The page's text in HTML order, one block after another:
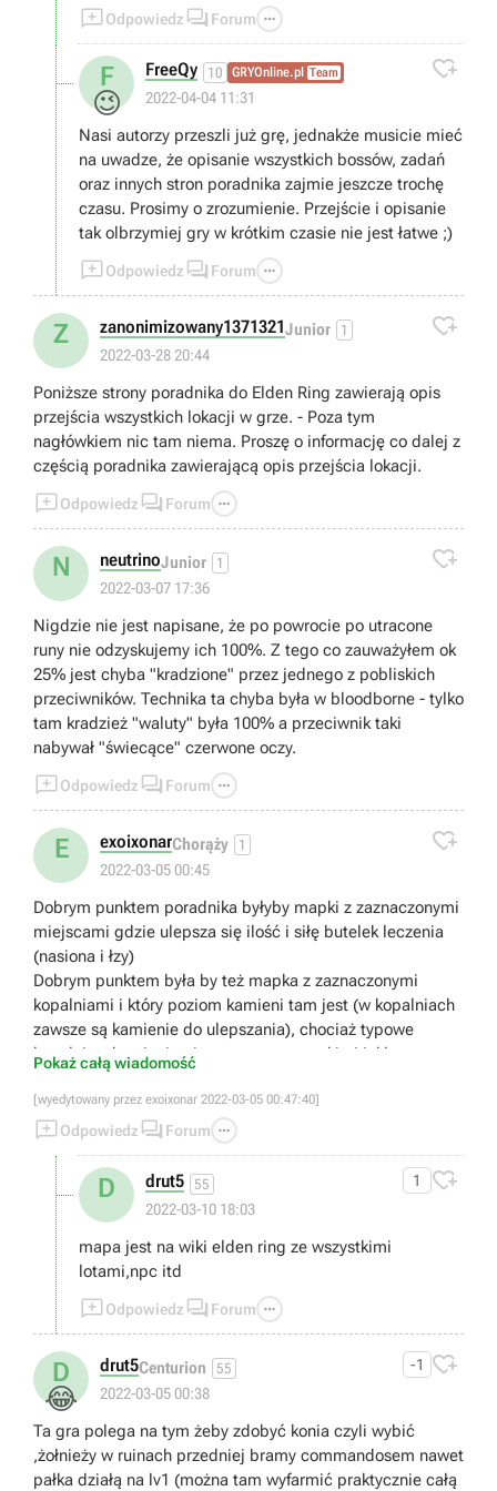
tego doczekam.
Odpowiedz  Forum 
F
😉
FreeQy 10 GRYOnline.pl Team
2022-04-04 11:31

Nasi autorzy przeszli już grę, jednakże musicie mieć
na uwadze, że opisanie wszystkich bossów, zadań
oraz innych stron poradnika zajmie jeszcze trochę
czasu. Prosimy o zrozumienie. Przejście i opisanie
tak olbrzymiej gry w krótkim czasie nie jest łatwe ;)
Odpowiedz  Forum 
Z zanonimizowany1371321Junior 1
2022-03-28 20:44

Poniższe strony poradnika do Elden Ring zawierają opis
przejścia wszystkich lokacji w grze. - Poza tym
nagłówkiem nic tam niema. Proszę o informację co dalej z
częścią poradnika zawierającą opis przejścia lokacji.
Odpowiedz  Forum 
N neutrinoJunior 1
2022-03-07 17:36

Nigdzie nie jest napisane, że po powrocie po utracone
runy nie odzyskujemy ich 100%. Z tego co zauważyłem ok
25% jest chyba "kradzione" przez jednego z pobliskich
przeciwników. Technika ta chyba była w bloodborne - tylko
tam kradzież "waluty" była 100% a przeciwnik taki
nabywał "świecące" czerwone oczy.
Odpowiedz  Forum 
E exoixonarChorąży 1
2022-03-05 00:45

Dobrym punktem poradnika byłyby mapki z zaznaczonymi
miejscami gdzie ulepsza się ilość i siłę butelek leczenia
(nasiona i łzy)
Dobrym punktem była by też mapka z zaznaczonymi
kopalniami i który poziom kamieni tam jest (w kopalniach
zawsze są kamienie do ulepszania), chociaż typowe
kopalnie z kamieniami są zaznaczone takimi jakby
czerwonymi punktami na mapie.
Te 2 rzeczy ostro pomogą komuś kto zaczyna
Można też wspomnieć, że jednym z najlepszych prochów
jest mimic.
Pokaż całą wiadomość
[wyedytowany przez exoixonar 2022-03-05 00:47:40]
Odpowiedz  Forum 
D drut5 55
2022-03-10 18:03
1 
mapa jest na wiki elden ring ze wszystkimi
lotami,npc itd
Odpowiedz  Forum 
D
😂
drut5Centurion 55
2022-03-05 00:38
-1 
Ta gra polega na tym żeby zdobyć konia czyli wybić
,żołnieży w ruinach przedniej bramy commandosem nawet
pałka działą na lv1 (można tam wyfarmić praktycznie całą